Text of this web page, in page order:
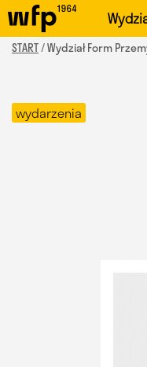
Oficjalna
START/ Wydział Form
wydarzenia